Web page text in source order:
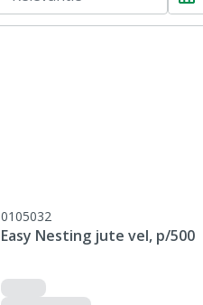
0105032
Easy Nesting jute vel, p/500